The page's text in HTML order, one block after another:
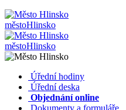
městoHlinsko
městoHlinsko
Úřední hodiny
Úřední deska
Objednání online
Dokumenty a formuláře